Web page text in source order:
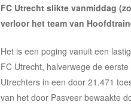
FC Utrecht slikte vanmiddag
verloor het team van
Het is een poging vanuit een
FC Utrecht, halverwege de
Utrechters in een door 21.471
van het door Pasveer bewaakte